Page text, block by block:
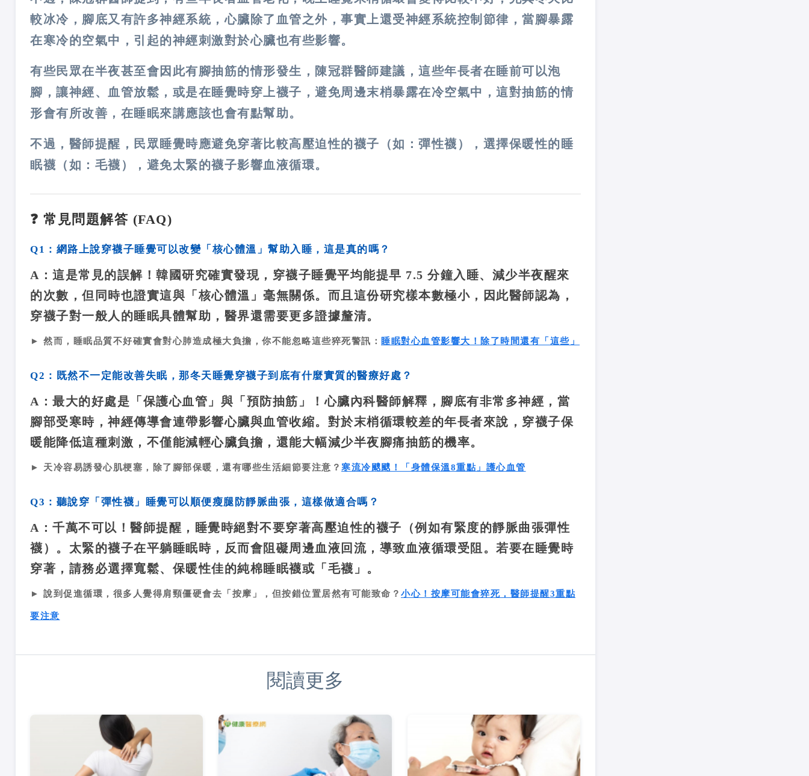
較冰冷，腳底又有許多神經系統，心臟除了血管之外，事實上還受神經系統控制節律，當腳暴露
在寒冷的空氣中，引起的神經刺激對於心臟也有些影響。
有些民眾在半夜甚至會因此有腳抽筋的情形發生，陳冠群醫師建議，這些年長者在睡前可以泡
腳，讓神經、血管放鬆，或是在睡覺時穿上襪子，避免周邊末梢暴露在冷空氣中，這對抽筋的情
形會有所改善，在睡眠來講應該也會有點幫助。
不過，醫師提醒，民眾睡覺時應避免穿著比較高壓迫性的襪子（如：彈性襪），選擇保暖性的睡
眠襪（如：毛襪），避免太緊的襪子影響血液循環。
❓ 常見問題解答 (FAQ)
Q1：網路上說穿襪子睡覺可以改變「核心體溫」幫助入睡，這是真的嗎？
A： 這是常見的誤解！韓國研究確實發現，穿襪子睡覺平均能提早 7.5 分鐘入睡、減少半夜醒來
的次數，但同時也證實這與「核心體溫」毫無關係。而且這份研究樣本數極小，因此醫師認為，
穿襪子對一般人的睡眠具體幫助，醫界還需要更多證據釐清。
► 然而，睡眠品質不好確實會對心肺造成極大負擔，你不能忽略這些猝死警訊： 睡眠對心血管影響大！除了時間還有「這些」
Q2：既然不一定能改善失眠，那冬天睡覺穿襪子到底有什麼實質的醫療好處？
A： 最大的好處是「保護心血管」與「預防抽筋」！心臟內科醫師解釋，腳底有非常多神經，當
腳部受寒時，神經傳導會連帶影響心臟與血管收縮。對於末梢循環較差的年長者來說，穿襪子保
暖能降低這種刺激，不僅能減輕心臟負擔，還能大幅減少半夜腳痛抽筋的機率。
► 天冷容易誘發心肌梗塞，除了腳部保暖，還有哪些生活細節要注意？ 寒流冷颼颼！「身體保溫8重點」護心血管
Q3：聽說穿「彈性襪」睡覺可以順便瘦腿防靜脈曲張，這樣做適合嗎？
A： 千萬不可以！醫師提醒，睡覺時絕對不要穿著高壓迫性的襪子（例如有緊度的靜脈曲張彈性
襪）。太緊的襪子在平躺睡眠時，反而會阻礙周邊血液回流，導致血液循環受阻。若要在睡覺時
穿著，請務必選擇寬鬆、保暖性佳的純棉睡眠襪或「毛襪」。
► 說到促進循環，很多人覺得肩頸僵硬會去「按摩」，但按錯位置居然有可能致命？ 小心！按摩可能會猝死，醫師提醒3重點
要注意
閱讀更多